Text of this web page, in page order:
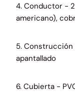
4. Conductor -
americano),
5. Construcción
apantallado
6. Cubierta -